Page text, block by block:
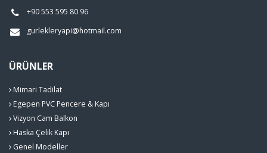
+90 553 595 80 96
gurlekleryapi@hotmail.com
ÜRÜNLER
Mimari Tadilat
Egepen PVC Pencere & Kapı
Vizyon Cam Balkon
Haska Çelik Kapı
Genel Modeller